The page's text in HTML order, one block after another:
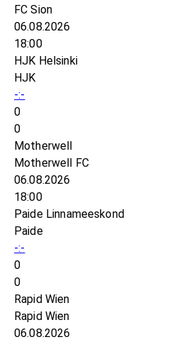
FC Sion
06.08.2026
18:00
HJK Helsinki
HJK
-:-
0
0
Motherwell
Motherwell FC
06.08.2026
18:00
Paide Linnameeskond
Paide
-:-
0
0
Rapid Wien
Rapid Wien
06.08.2026